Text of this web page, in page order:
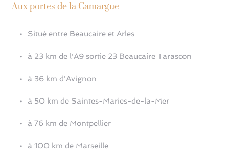
Aux portes de la Camargue
Situé entre Beaucaire et Arles
à 23 km de l'A9 sortie 23 Beaucaire Tarascon
à 36 km d'Avignon
à 50 km de Saintes-Maries-de-la-Mer
à 76 km de Montpellier
à 100 km de Marseille